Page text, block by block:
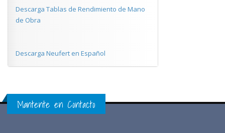
Descarga Tablas de Rendimiento de Mano
de Obra
Descarga Neufert en Español
Mantente en Contacto